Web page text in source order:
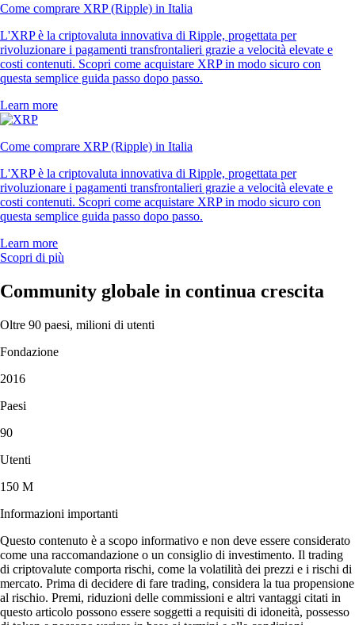
Come comprare XRP (Ripple) in Italia
L'XRP è la criptovaluta innovativa di Ripple, progettata per
rivoluzionare i pagamenti transfrontalieri grazie a velocità elevate e
costi contenuti. Scopri come acquistare XRP in modo sicuro con
questa semplice guida passo dopo passo.
Learn more
Come comprare XRP (Ripple) in Italia
L'XRP è la criptovaluta innovativa di Ripple, progettata per
rivoluzionare i pagamenti transfrontalieri grazie a velocità elevate e
costi contenuti. Scopri come acquistare XRP in modo sicuro con
questa semplice guida passo dopo passo.
Learn more
Scopri di più
Community globale in continua crescita
Oltre 90 paesi, milioni di utenti
Fondazione
2016
Paesi
90
Utenti
150 M
Informazioni importanti
Questo contenuto è a scopo informativo e non deve essere considerato
come una raccomandazione o un consiglio di investimento. Il trading
di criptovalute comporta rischi, come la volatilità dei prezzi e i rischi di
mercato. Prima di decidere di fare trading, considera la tua propensione
al rischio. Premi, riduzioni delle commissioni e altri vantaggi citati in
questo articolo possono essere soggetti a requisiti di idoneità, possesso